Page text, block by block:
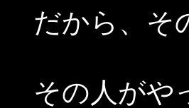
だから、そ
その人がや